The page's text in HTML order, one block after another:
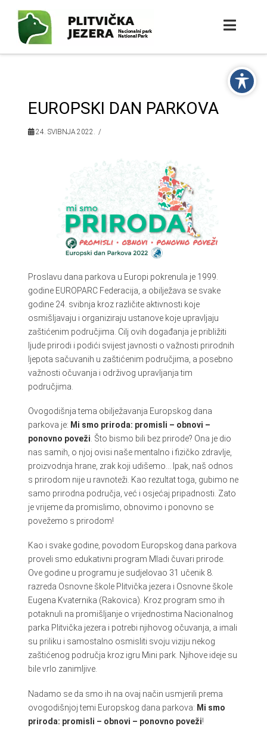
EUROPSKI DAN PARKOVA
24. SVIBNJA 2022.
Proslavu dana parkova u Europi pokrenula je 1999.
godine EUROPARC Federacija, a obilježava se svake
godine 24. svibnja kroz različite aktivnosti koje
osmišljavaju i organiziraju ustanove koje upravljaju
zaštićenim područjima. Cilj ovih događanja je približiti
ljude prirodi i podići svijest javnosti o važnosti prirodnih
ljepota sačuvanih u zaštićenim područjima, a posebno
važnosti očuvanja i održivog upravljanja tim
područjima.
Ovogodišnja tema obilježavanja Europskog dana
parkova je: Mi smo priroda: promisli – obnovi –
ponovno poveži . Što bismo bili bez prirode? Ona je dio
nas samih, o njoj ovisi naše mentalno i fizičko zdravlje,
proizvodnja hrane, zrak koji udišemo… Ipak, naš odnos
s prirodom nije u ravnoteži. Kao rezultat toga, gubimo ne
samo prirodna područja, već i osjećaj pripadnosti. Zato
je vrijeme da promislimo, obnovimo i ponovno se
povežemo s prirodom!
Kao i svake godine, povodom Europskog dana parkova
proveli smo edukativni program Mladi čuvari prirode.
Ove godine u programu je sudjelovao 31 učenik 8.
razreda Osnovne škole Plitvička jezera i Osnovne škole
Eugena Kvaternika (Rakovica). Kroz program smo ih
potaknuli na promišljanje o vrijednostima Nacionalnog
parka Plitvička jezera i potrebi njihovog očuvanja, a imali
su priliku i samostalno osmisliti svoju viziju nekog
zaštićenog područja kroz igru Mini park. Njihove ideje su
bile vrlo zanimljive.
Nadamo se da smo ih na ovaj način usmjerili prema
ovogodišnjoj temi Europskog dana parkova: Mi smo
priroda: promisli – obnovi – ponovno poveži!